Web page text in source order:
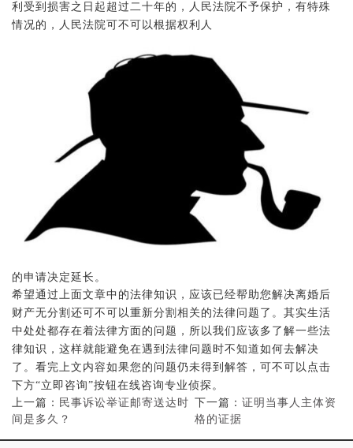
利受到损害之日起超过二十年的，人民法院不予保护，有特殊
情况的，人民法院可不可以根据权利人
的申请决定延长。
希望通过上面文章中的法律知识，应该已经帮助您解决离婚后
财产无分割还可不可以重新分割相关的法律问题了。其实生活
中处处都存在着法律方面的问题，所以我们应该多了解一些法
律知识，这样就能避免在遇到法律问题时不知道如何去解决
了。看完上文内容如果您的问题仍未得到解答，可不可以点击
下方“立即咨询”按钮在线咨询专业侦探。
上一篇： 民事诉讼举证邮寄送达时
间是多久？
下一篇： 证明当事人主体资
格的证据